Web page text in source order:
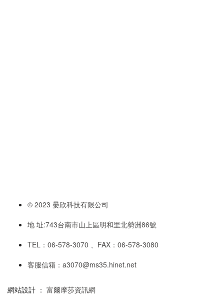
© 2023 晏欣科技有限公司
地 址:743台南市山上區明和里北勢洲86號
TEL：06-578-3070 、FAX：06-578-3080
客服信箱：a3070@ms35.hinet.net
網站設計 ： 富爾摩莎資訊網